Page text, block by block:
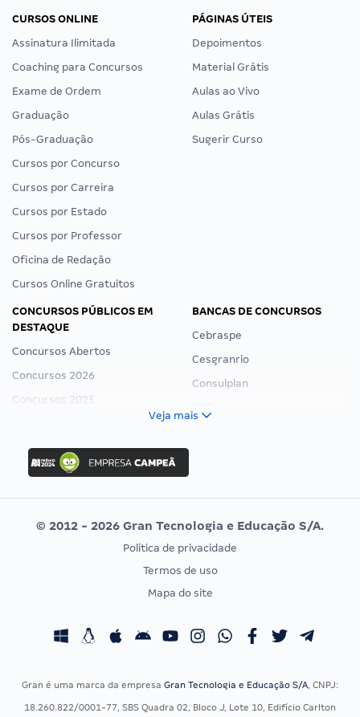
CURSOS ONLINE
Assinatura Ilimitada
Coaching para Concursos
Exame de Ordem
Graduação
Pós-Graduação
Cursos por Concurso
Cursos por Carreira
Cursos por Estado
Cursos por Professor
Oficina de Redação
Cursos Online Gratuitos
PÁGINAS ÚTEIS
Depoimentos
Material Grátis
Aulas ao Vivo
Aulas Grátis
Sugerir Curso
CONCURSOS PÚBLICOS EM
DESTAQUE
Concursos Abertos
Concursos 2026
Concursos 2025
Concurso Ibama
Concurso MPU
Editais publicados
BANCAS DE CONCURSOS
Cebraspe
Cesgranrio
Consulplan
Vunesp
CONCURSOS POR PROFISSÃO
Concursos Fiscais
EXAME DE ORDEM
Calendário OAB
Veja mais
© 2012 - 2026 Gran Tecnologia e Educação S/A.
Política de privacidade
Termos de uso
Mapa do site
Gran é uma marca da empresa Gran Tecnologia e Educação S/A, CNPJ:
18.260.822/0001-77, SBS Quadra 02, Bloco J, Lote 10, Edifício Carlton